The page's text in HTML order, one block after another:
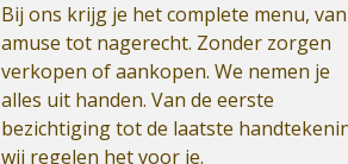
Bij ons krijg je het complete menu, van
amuse tot nagerecht. Zonder zorgen
verkopen of aankopen. We nemen je
alles uit handen. Van de eerste
bezichtiging tot de laatste
wij regelen het voor je.